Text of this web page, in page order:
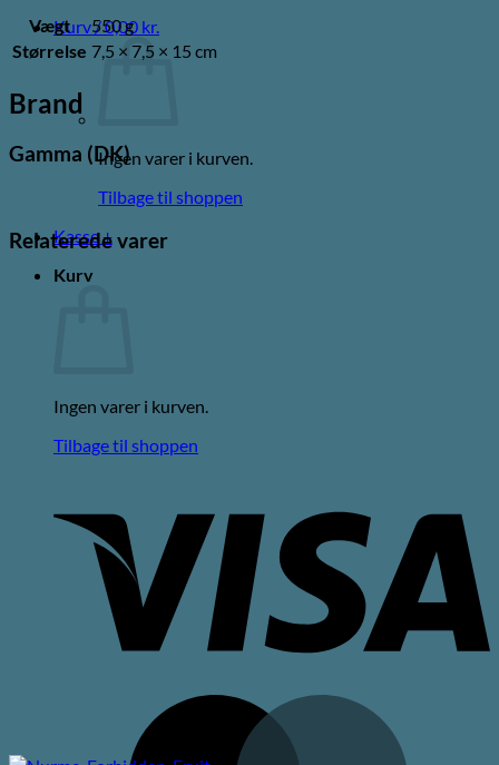
Kurv /0,00 kr.
Ingen varer i kurven.
Tilbage til shoppen
Kasse+
Kurv
Ingen varer i kurven.
Tilbage til shoppen
Vægt
550 g
Størrelse 7,5 × 7,5 × 15 cm
Brand
Gamma (DK)
Relaterede varer